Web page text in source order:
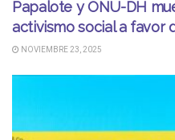
Papalote y ONU-DH
activismo social a favor
NOVIEMBRE 23, 2025